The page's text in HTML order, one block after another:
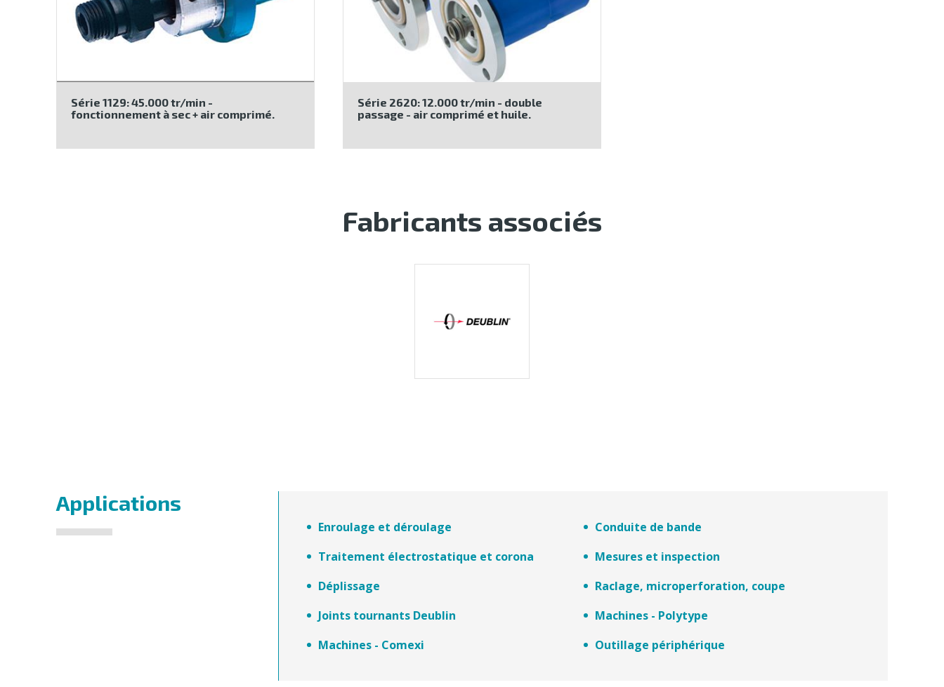
Série 1129: 45.000 tr/min -
fonctionnement à sec + air comprimé.
Série 2620: 12.000 tr/min - double
passage - air comprimé et huile.
Fabricants associés
Applications
Enroulage et déroulage
Conduite de bande
Traitement électrostatique et corona
Mesures et inspection
Déplissage
Raclage, microperforation, coupe
Joints tournants Deublin
Outillage périphérique
Machines - Polytype
Machines - Comexi